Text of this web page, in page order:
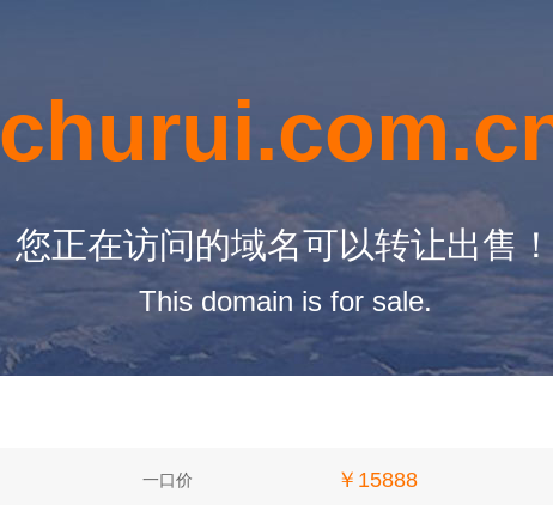
您正在访问的域名可以转让出售！
This domain is for sale.
一口价 ￥15888